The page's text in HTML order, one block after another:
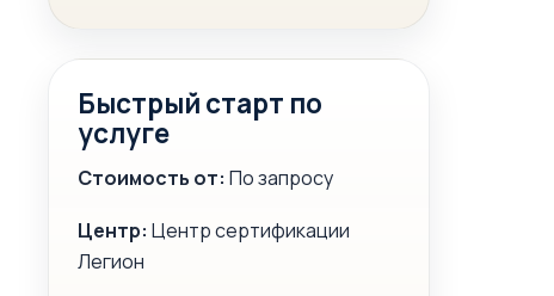
Быстрый старт по
услуге
Стоимость от: По запросу
Центр: Центр сертификации
Легион